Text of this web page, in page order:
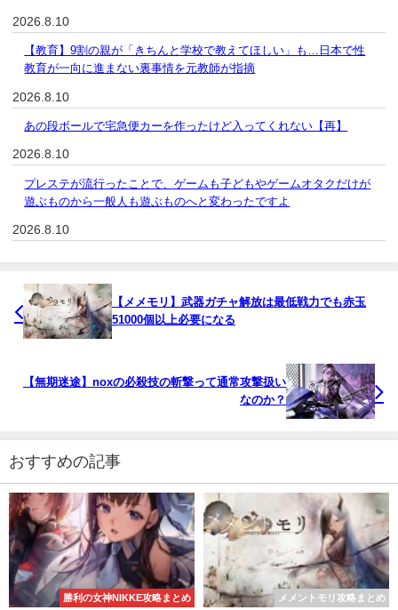
2026.8.10
【教育】9割の親が「きちんと学校で教えてほしい」も…日本で性
教育が一向に進まない裏事情を元教師が指摘
2026.8.10
あの段ボールで宅急便カーを作ったけど入ってくれない【再】
2026.8.10
プレステが流行ったことで、ゲームも子どもやゲームオタクだけが
遊ぶものから一般人も遊ぶものへと変わったですよ
2026.8.10
【メメモリ】武器ガチャ解放は最低戦力でも赤玉
51000個以上必要になる
【無期迷途】noxの必殺技の斬撃って通常攻撃扱い
なのか？
おすすめの記事
勝利の女神NIKKE攻略まとめ メメントモリ攻略まとめ